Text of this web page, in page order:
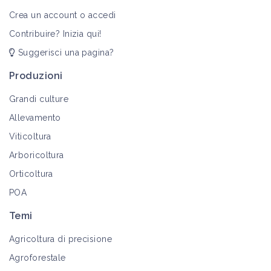
Crea un account o accedi
Contribuire? Inizia qui!
Suggerisci una pagina?
Produzioni
Grandi culture
Allevamento
Viticoltura
Arboricoltura
Orticoltura
POA
Temi
Agricoltura di precisione
Agroforestale